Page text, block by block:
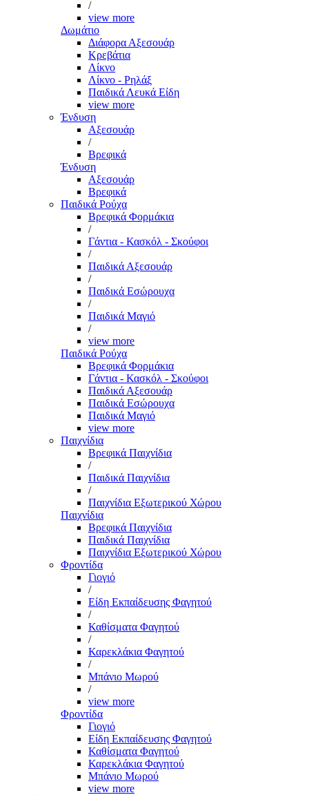
/
view more
Δωμάτιο
Διάφορα Αξεσουάρ
Κρεβάτια
Λίκνο
Λίκνο - Ρηλάξ
Παιδικά Λευκά Είδη
view more
Ένδυση
Αξεσουάρ
/
Βρεφικά
Ένδυση
Αξεσουάρ
Βρεφικά
Παιδικά Ρούχα
Βρεφικά Φορμάκια
/
Γάντια - Κασκόλ - Σκούφοι
/
Παιδικά Αξεσουάρ
/
Παιδικά Εσώρουχα
/
Παιδικά Μαγιό
/
view more
Παιδικά Ρούχα
Βρεφικά Φορμάκια
Γάντια - Κασκόλ - Σκούφοι
Παιδικά Αξεσουάρ
Παιδικά Εσώρουχα
Παιδικά Μαγιό
view more
Παιχνίδια
Βρεφικά Παιχνίδια
/
Παιδικά Παιχνίδια
/
Παιχνίδια Εξωτερικού Χώρου
Παιχνίδια
Βρεφικά Παιχνίδια
Παιδικά Παιχνίδια
Παιχνίδια Εξωτερικού Χώρου
Φροντίδα
Γιογιό
/
Είδη Εκπαίδευσης Φαγητού
/
Καθίσματα Φαγητού
/
Καρεκλάκια Φαγητού
/
Μπάνιο Μωρού
/
view more
Φροντίδα
Γιογιό
Είδη Εκπαίδευσης Φαγητού
Καθίσματα Φαγητού
Καρεκλάκια Φαγητού
Μπάνιο Μωρού
view more